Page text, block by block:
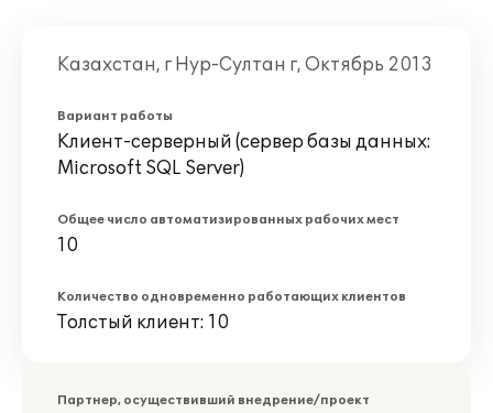
Казахстан, г Нур-Султан г, Октябрь 2013
Вариант работы
Клиент-серверный (сервер базы данных:
Microsoft SQL Server)
Общее число автоматизированных рабочих мест
10
Количество одновременно работающих клиентов
Толстый клиент: 10
Партнер, осуществивший внедрение/проект